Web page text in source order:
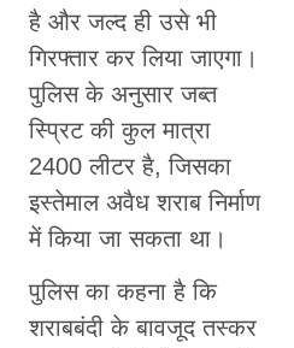
है और जल्द ही उसे भी
गिरफ्तार कर लिया जाएगा।
पुलिस के अनुसार जब्त
स्प्रिट की कुल मात्रा
2400 लीटर है, जिसका
इस्तेमाल अवैध शराब निर्माण
में किया जा सकता था।
पुलिस का कहना है कि
शराबबंदी के बावजूद तस्कर